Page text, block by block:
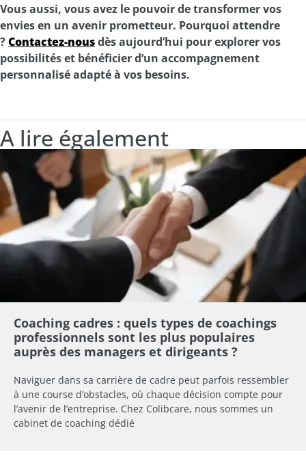
Vous aussi, vous avez le pouvoir de transformer vos
envies en un avenir prometteur. Pourquoi attendre
?Contactez-nousdès aujourd’hui pour explorer vos
possibilités et bénéficier d’un accompagnement
personnalisé adapté à vos besoins.
A lire également
Coaching cadres : quels types de coachings
professionnels sont les plus populaires
auprès des managers et dirigeants ?
Naviguer dans sa carrière de cadre peut parfois ressembler
à une course d’obstacles, où chaque décision compte pour
l’avenir de l’entreprise. Chez Colibcare, nous sommes un
cabinet de coaching dédié